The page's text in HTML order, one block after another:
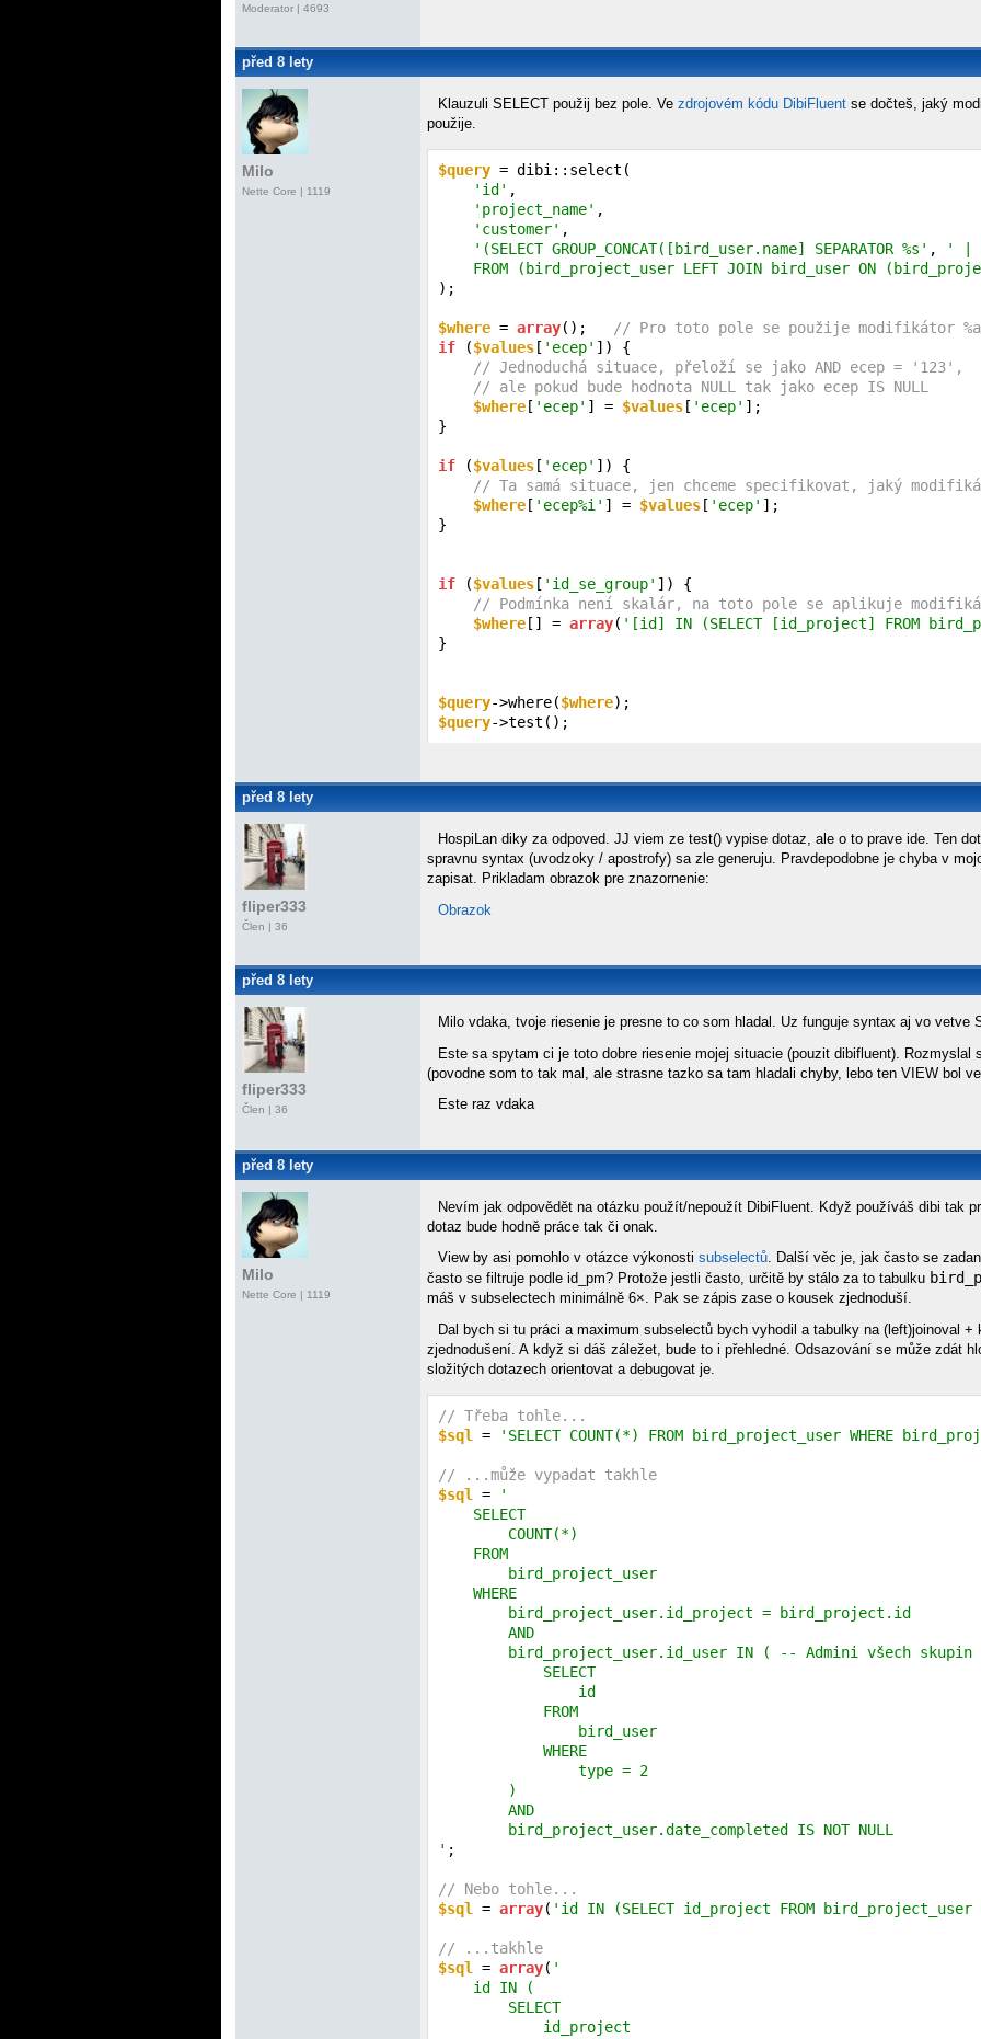
Moderator | 4693
před 8 lety
Milo
Nette Core | 1119
Klauzuli SELECT použij bez pole. Vezdrojovém kódu DibiFluent se dočteš, jaký
použije.
$query = dibi::select(
'id' ,
'project_name' ,
'customer' ,
'(SELECT GROUP_CONCAT([bird_user.name] SEPARATOR %s' , ' |
FROM (bird_project_user LEFT JOIN bird_user ON
);
$where = array();
// Pro toto pole se použije modifikátor
if ($values [ 'ecep' ]) {
// Jednoduchá situace, přeloží se jako AND ecep = '123',
// ale pokud bude hodnota NULL tak jako ecep IS NULL
$where [ 'ecep' ] = $values [ 'ecep' ];
}
if ($values [ 'ecep' ]) {
// Ta samá situace, jen chceme specifikovat, jaký
$where [ 'ecep%i' ] = $values [ 'ecep' ];
}
if ($values [ 'id_se_group' ]) {
// Podmínka není skalár, na toto pole se aplikuje
$where [] = array( '[id] IN (SELECT [id_project] FROM
}
$query->where($where
$query->test();
před 8 lety
fliper333
Člen | 36
HospiLan diky za odpoved. JJ viem ze test() vypise dotaz, ale o to prave ide. Ten
spravnu syntax (uvodzoky / apostrofy) sa zle generuju. Pravdepodobne je chyba v
zapisat. Prikladam obrazok pre znazornenie:
Obrazok
před 8 lety
fliper333
Člen | 36
Milo vdaka, tvoje riesenie je presne to co som hladal. Uz funguje syntax aj vo vetve
Este sa spytam ci je toto dobre riesenie mojej situacie (pouzit dibifluent). Rozmyslal
(povodne som to tak mal, ale strasne tazko sa tam hladali chyby, lebo ten VIEW bol
Este raz vdaka
před 8 lety
Milo
Nette Core | 1119
Nevím jak odpovědět na otázku použít/nepoužít DibiFluent. Když používáš dibi tak
dotaz bude hodně práce tak či onak.
View by asi pomohlo v otázce výkonostisubselectů. Další věc je, jak často se
často se filtruje podle id_pm? Protože jestli často, určitě by stálo za to tabulku
máš v subselectech minimálně 6×. Pak se zápis zase o kousek zjednoduší.
Dal bych si tu práci a maximum subselectů bych vyhodil a tabulky na (left)joinoval +
zjednodušení. A když si dáš záležet, bude to i přehledné. Odsazování se může zdát
složitých dotazech orientovat a debugovat je.
// Třeba tohle...
$sql
= 'SELECT COUNT(*) FROM bird_project_user WHERE
// ...může vypadat takhle
$sql
=
'
    SELECT
        COUNT(*)
    FROM
        bird_project_user
    WHERE
        bird_project_user.id_project = bird_project.id
        AND
        bird_project_user.id_user IN ( -- Admini všech skupin
            SELECT
                id
            FROM
                bird_user
            WHERE
                type = 2
        )
        AND
        bird_project_user.date_completed IS NOT NULL
' ;
// Nebo tohle...
$sql
= array( 'id IN (SELECT id_project FROM bird_project_user
// ...takhle
$sql
= array( '
    id IN (
        SELECT
            id_project